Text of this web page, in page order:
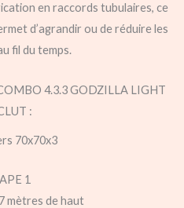
en raccords tubulaires, ce
d’agrandir ou de réduire les
fil du temps.
4.3.3 GODZILLA LIGHT
:
70x70x3
1
mètres de haut